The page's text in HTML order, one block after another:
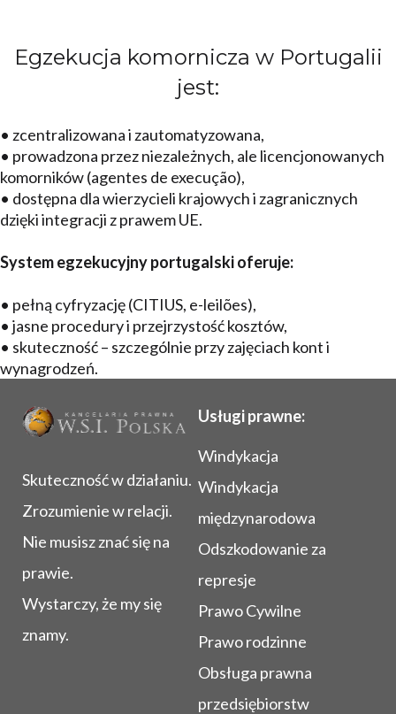
Egzekucja komornicza w Portugalii
jest:
• zcentralizowana i zautomatyzowana,
• prowadzona przez niezależnych, ale licencjonowanych
komorników (agentes de execução),
• dostępna dla wierzycieli krajowych i zagranicznych
dzięki integracji z prawem UE.
System egzekucyjny portugalski oferuje:
• pełną cyfryzację (CITIUS, e-leilões),
• jasne procedury i przejrzystość kosztów,
• skuteczność – szczególnie przy zajęciach kont i
wynagrodzeń.
Skuteczność w działaniu.
Zrozumienie w relacji.
Nie musisz znać się na
prawie.
Wystarczy, że my się
znamy.
Usługi prawne:
Windykacja
Windykacja
międzynarodowa
Odszkodowanie za
represje
Prawo Cywilne
Prawo rodzinne
Obsługa prawna
przedsiębiorstw